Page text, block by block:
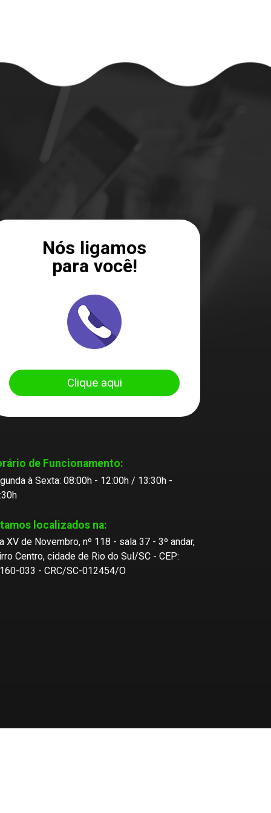
Nós ligamos
para você!
Clique aqui
de Funcionamento:
à Sexta: 08:00h - 12:00h / 13:30h -
localizados na:
XV de Novembro, nº 118 - sala 37 - 3º andar,
Centro, cidade de Rio do Sul/SC - CEP:
033 - CRC/SC-012454/O